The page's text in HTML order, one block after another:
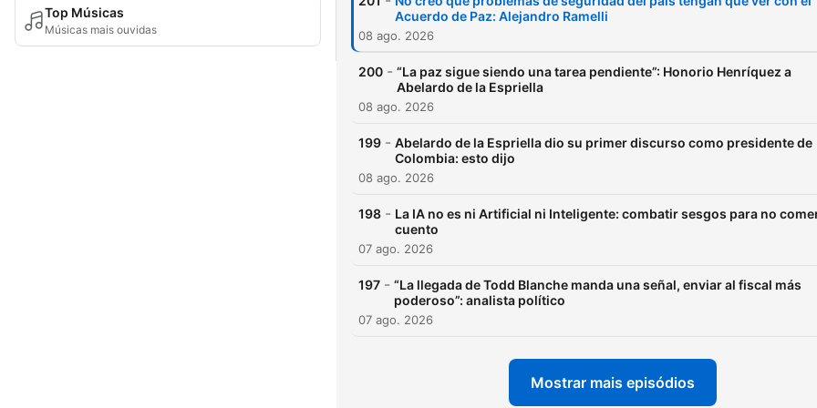
Top Músicas
Músicas mais ouvidas
Acuerdo de Paz: Alejandro Ramelli
08 ago. 2026
200 - “La paz sigue siendo una tarea pendiente”: Honorio Henríquez a
Abelardo de la Espriella
08 ago. 2026
199 - Abelardo de la Espriella dio su primer discurso como presidente de
Colombia: esto dijo
08 ago. 2026
198 - La IA no es ni Artificial ni Inteligente: combatir sesgos para no
cuento
07 ago. 2026
197 - “La llegada de Todd Blanche manda una señal, enviar al fiscal más
poderoso”: analista político
07 ago. 2026
Mostrar mais episódios